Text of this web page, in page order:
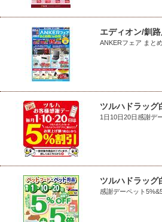
エディオン/釧
ANKERフェア まと
ツルハドラッグ
1日10日20日感謝デ
ツルハドラッグ
感謝デーペット